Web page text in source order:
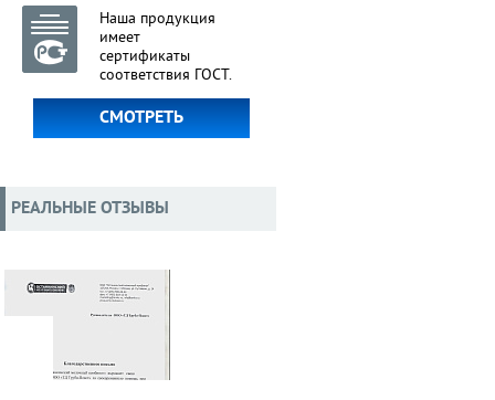
Наша продукция
имеет
сертификаты
соответствия ГОСТ.
СМОТРЕТЬ
РЕАЛЬНЫЕ ОТЗЫВЫ